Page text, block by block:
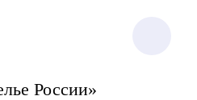
России»